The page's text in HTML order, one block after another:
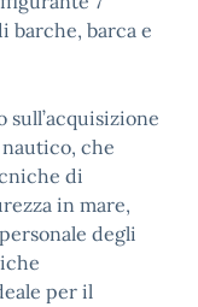
che
di
in mare,
degli
per il